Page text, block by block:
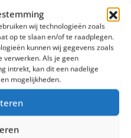
wij technologieën zoals
op te slaan en/of te raadplegen.
kunnen wij gegevens zoals
verwerken. Als je geen
intrekt, kan dit een nadelige
mogelijkheden.